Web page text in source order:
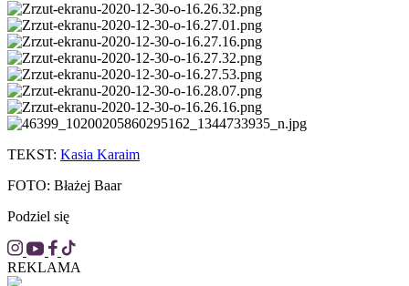
TEKST: Kasia Karaim
FOTO: Błażej Baar
Podziel się
REKLAMA